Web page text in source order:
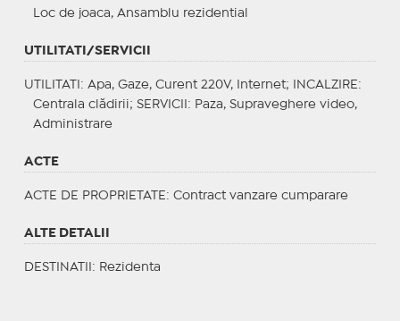
Loc de joaca, Ansamblu rezidential
UTILITATI/SERVICII
UTILITATI : Apa, Gaze, Curent 220V, Internet; INCALZIRE :
Centrala clădirii; SERVICII : Paza, Supraveghere video,
Administrare
ACTE
ACTE DE PROPRIETATE : Contract vanzare cumparare
ALTE DETALII
DESTINATII : Rezidenta